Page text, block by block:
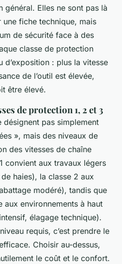
général. Elles ne sont pas là
fiche technique, mais
de sécurité face à des
classe de protection
d’exposition : plus la vitesse
de l’outil est élevée,
être élevé.
de protection 1, 2 et 3
désignent pas simplement
», mais des niveaux de
des vitesses de chaîne
convient aux travaux légers
haies), la classe 2 aux
modéré), tandis que
aux environnements à haut
élagage technique).
requis, c’est prendre le
Choisir au-dessus,
le coût et le confort.